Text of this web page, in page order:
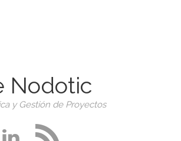
Nodotic
y Gestión de Proyectos